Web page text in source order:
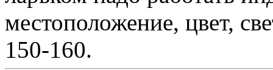
местоположение, цвет,
150-160.